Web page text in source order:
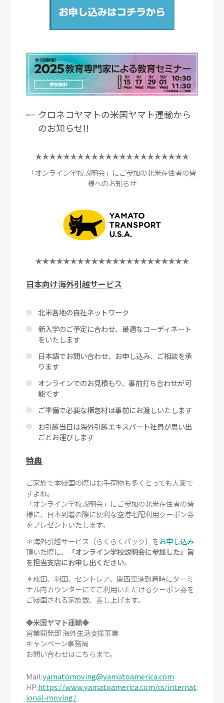
クロネコヤマトの米国ヤマト運輸から
のお知らせ!!
★★★★★★★★★★★★★★★★★★★★★★
「オンライン学校説明会」にご参加の北米在住者の皆
様へのお知らせ
★★★★★★★★★★★★★★★★★★★★★★
日本向け海外引越サービス
北米各地の自社ネットワーク
新入学のご予定に合わせ、最適なコーディネート
をいたします
日本語でお問い合わせ、お申し込み、ご相談を承
ります
オンラインでのお見積もり、事前打ち合わせが可
能です
ご準備で必要な梱包材は事前にお渡しいたします
お引越当日は海外引越エキスパート社員が思い出
ごとお運びします
特典
ご家族で本帰国の際はお手荷物も多くとっても大変で
すよね。
「オンライン学校説明会」にご参加の北米在住者の皆
様に、日本到着の際に便利な空港宅配利用クーポン券
をプレゼントいたします。
＊海外引越サービス（らくらくパック）をお申し込み
頂いた際に、
「オンライン学校説明会に参加した」旨
を担当支店にお申し出ください。
＊成田、羽田、セントレア、関西空港到着時にターミ
ナル内カウンターにてご利用いただけるクーポン券を
ご帰国される家族数、差し上げます。
◆米国ヤマト運輸◆
営業開発部 海外生活支援事業
キャンペーン事務局
お問い合わせはこちらまで。
Mail:yamatomoving@yamatoamerica.com
HP:https://www.yamatoamerica.com/cs/internat
ional-moving/